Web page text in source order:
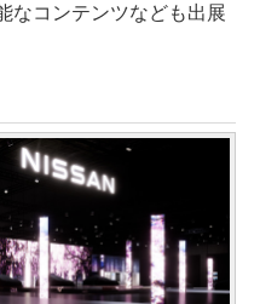
なコンテンツなども出展